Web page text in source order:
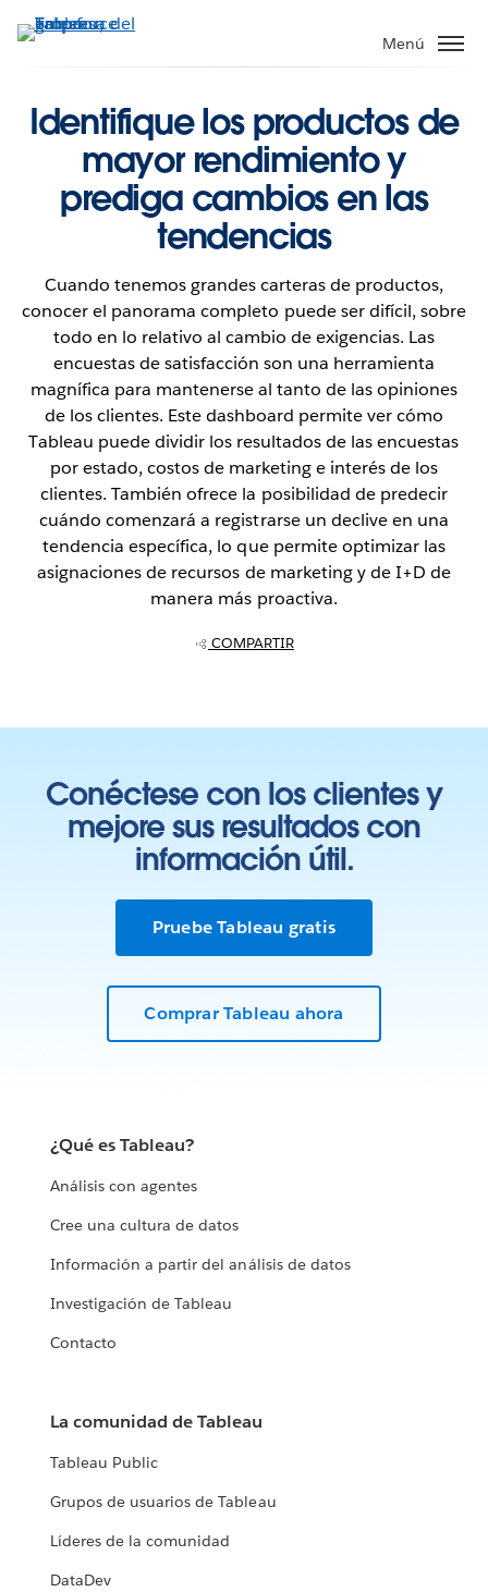
Menú
Identifique los productos de
mayor rendimiento y
prediga cambios en las
tendencias
Cuando tenemos grandes carteras de productos,
conocer el panorama completo puede ser difícil, sobre
todo en lo relativo al cambio de exigencias. Las
encuestas de satisfacción son una herramienta
magnífica para mantenerse al tanto de las opiniones
de los clientes. Este dashboard permite ver cómo
Tableau puede dividir los resultados de las encuestas
por estado, costos de marketing e interés de los
clientes. También ofrece la posibilidad de predecir
cuándo comenzará a registrarse un declive en una
tendencia específica, lo que permite optimizar las
asignaciones de recursos de marketing y de I+D de
manera más proactiva.
COMPARTIR
Conéctese con los clientes y
mejore sus resultados con
información útil.
Pruebe Tableau gratis
Comprar Tableau ahora
¿Qué es Tableau?
Análisis con agentes
Cree una cultura de datos
Información a partir del análisis de datos
Investigación de Tableau
Contacto
La comunidad de Tableau
Tableau Public
Grupos de usuarios de Tableau
Líderes de la comunidad
DataDev